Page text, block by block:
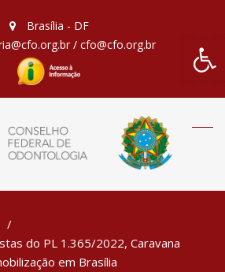
Barra
Brasília - DF
/ cfo@cfo.org.br
do PL 1.365/2022, Caravana
em Brasília